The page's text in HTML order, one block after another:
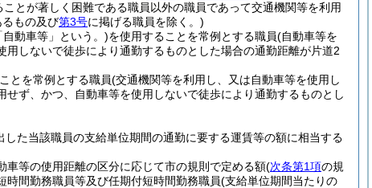
とが著しく困難である職員以外の職員であって交通機関等を利用
もの及び第3号に掲げる職員を除く。)
動車等」という。)を使用することを常例とする職員(自動車等を
しないで徒歩により通勤するものとした場合の通勤距離が片道2
とを常例とする職員(交通機関等を利用し、又は自動車等を使用し
ず、かつ、自動車等を使用しないで徒歩により通勤するものとし
た当該職員の支給単位期間の通勤に要する運賃等の額に相当する
等の使用距離の区分に応じて市の規則で定める額(次条第1項の規
間勤務職員等及び任期付短時間勤務職員(支給単位期間当たりの